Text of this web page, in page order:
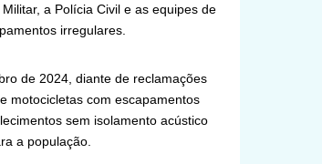
a Polícia Civil e as equipes de
irregulares.
de 2024, diante de reclamações
motocicletas com escapamentos
sem isolamento acústico
a população.